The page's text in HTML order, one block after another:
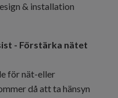
& installation
- Förstärka nätet
för nät-eller
då att ta hänsyn